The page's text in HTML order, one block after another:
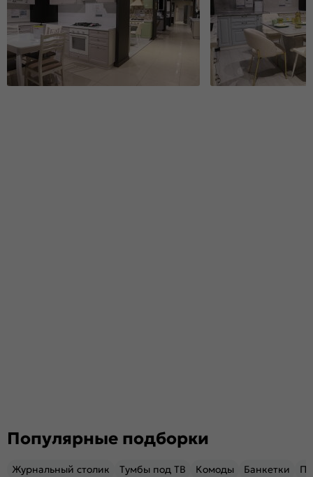
Популярные подборки
Журнальный столик Тумбы под ТВ Комоды Банкетки